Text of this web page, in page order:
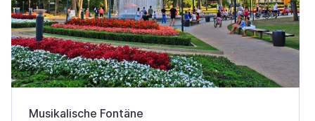
Musikalische Fontäne